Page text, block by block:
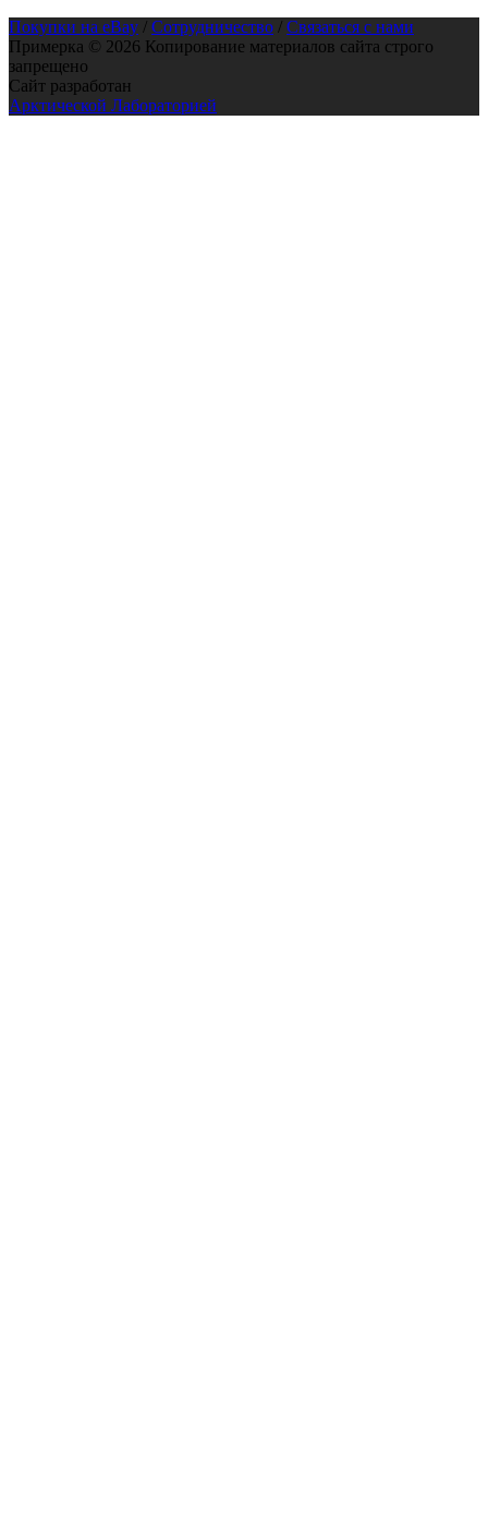
Покупки на eBay / Сотрудничество / Связаться с нами
Примерка © 2026 Копирование материалов сайта строго
запрещено
Сайт разработан
Арктической Лабораторией